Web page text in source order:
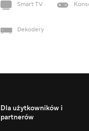
Smart TV
Dekodery
Dla użytkowników i
partnerów